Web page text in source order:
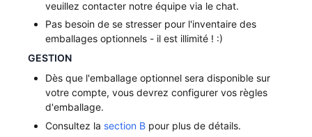
veuillez contacter notre équipe via le chat.
Pas besoin de se stresser pour l'inventaire des
emballages optionnels - il est illimité ! :)
GESTION
Dès que l'emballage optionnel sera disponible sur
votre compte, vous devrez configurer vos règles
d'emballage.
Consultez la section B pour plus de détails.